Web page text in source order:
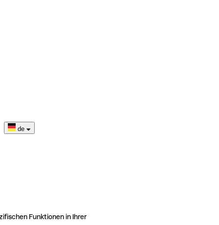
de
Funktionen in Ihrer